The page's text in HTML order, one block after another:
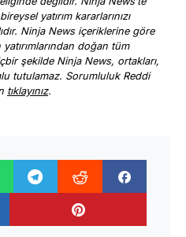
yatırım kararlarınızı
Ninja News içeriklerine göre
yatırımlarından doğan tüm
şekilde Ninja News, ortakları,
tutulamaz. Sorumluluk Reddi
tıklayınız.